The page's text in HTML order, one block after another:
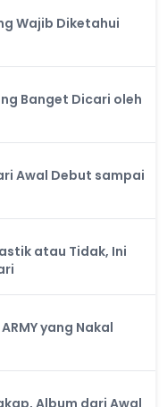
Wajib Diketahui
Banget Dicari oleh
Awal Debut sampai
atau Tidak, Ini
yang Nakal
Album dari Awal